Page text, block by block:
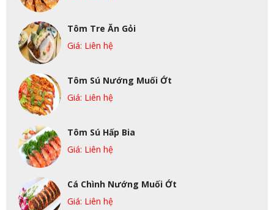
Tôm Tre Ăn Gỏi
Giá: Liên hệ
Tôm Sú Nướng Muối Ớt
Giá: Liên hệ
Tôm Sú Hấp Bia
Giá: Liên hệ
Cá Chình Nướng Muối Ớt
Giá: Liên hệ